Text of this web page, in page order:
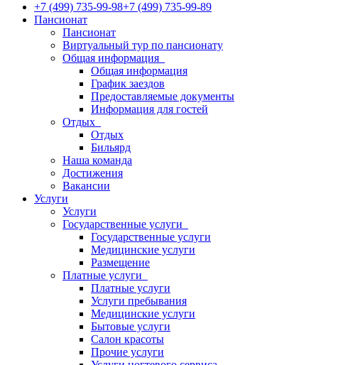
+7 (499) 735-99-98+7 (499) 735-99-89
Пансионат
Пансионат
Виртуальный тур по пансионату
Общая информация
Общая информация
График заездов
Предоставляемые документы
Информация для гостей
Отдых
Отдых
Бильярд
Наша команда
Достижения
Вакансии
Услуги
Услуги
Государственные услуги
Государственные услуги
Медицинские услуги
Размещение
Платные услуги
Платные услуги
Услуги пребывания
Медицинские услуги
Бытовые услуги
Салон красоты
Прочие услуги